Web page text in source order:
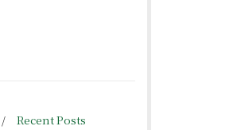
Recent Posts